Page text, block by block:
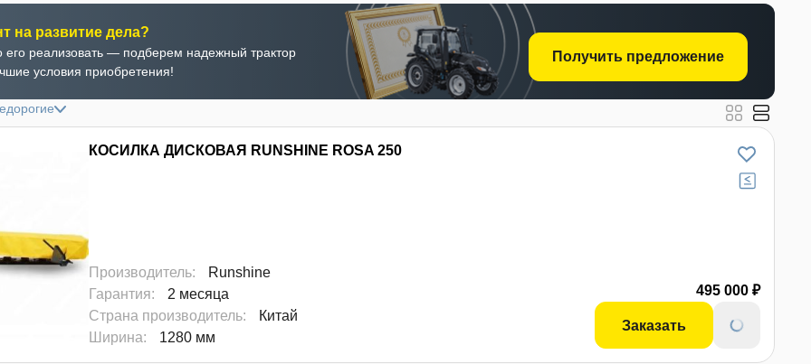
на развитие дела?
реализовать — подберем надежный трактор
условия приобретения!
Получить предложение
КОСИЛКА ДИСКОВАЯ RUNSHINE ROSA 250
Производитель:
Runshine
Гарантия:
2 месяца
Страна производитель:
Китай
Ширина: 1280 мм
495 000 ₽
Заказать